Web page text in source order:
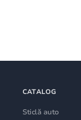
CATALOG
Sticlă auto